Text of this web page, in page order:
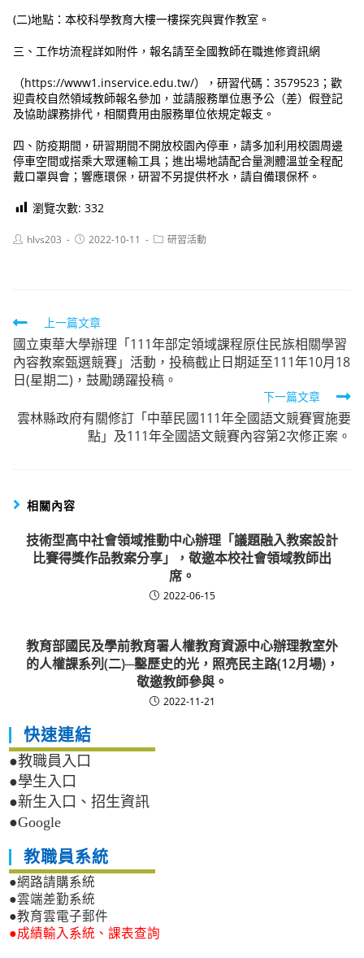
(二)地點：本校科學教育大樓一樓探究與實作教室。
三、工作坊流程詳如附件，報名請至全國教師在職進修資訊網
（https://www1.inservice.edu.tw/），研習代碼：3579523；歡
迎貴校自然領域教師報名參加，並請服務單位惠予公（差）假登記
及協助課務排代，相關費用由服務單位依規定報支。
四、防疫期間，研習期間不開放校園內停車，請多加利用校園周邊
停車空間或搭乘大眾運輸工具；進出場地請配合量測體溫並全程配
戴口罩與會；響應環保，研習不另提供杯水，請自備環保杯。
瀏覽次數: 332
Posthlvs203
Post2022-10-11
Post研習活動
Read
more
articles
上一篇文章
國立東華大學辦理「111年部定領域課程原住民族相關學習
內容教案甄選競賽」活動，投稿截止日期延至111年10月18
日(星期二)，鼓勵踴躍投稿。
下一篇文章
雲林縣政府有關修訂「中華民國111年全國語文競賽實施要
點」及111年全國語文競賽內容第2次修正案。
相關內容
技術型高中社會領域推動中心辦理「議題融入教案設計
比賽得獎作品教案分享」，敬邀本校社會領域教師出
席。
2022-06-15
教育部國民及學前教育署人權教育資源中心辦理教室外
的人權課系列(二)─鑿歷史的光，照亮民主路(12月場)，
敬邀教師參與。
2022-11-21
快速連結
●教職員入口
●學生入口
●新生入口、招生資訊
●Google
教職員系統
●網路請購系統
●雲端差勤系統
●教育雲電子郵件
●成績輸入系統、課表查詢